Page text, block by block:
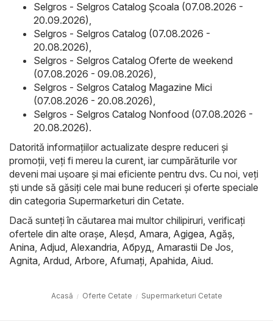
Selgros - Selgros Catalog Şcoala (07.08.2026 -
20.09.2026),
Selgros - Selgros Catalog (07.08.2026 -
20.08.2026),
Selgros - Selgros Catalog Oferte de weekend
(07.08.2026 - 09.08.2026),
Selgros - Selgros Catalog Magazine Mici
(07.08.2026 - 20.08.2026),
Selgros - Selgros Catalog Nonfood (07.08.2026 -
20.08.2026).
Datorită informațiilor actualizate despre reduceri și
promoții, veți fi mereu la curent, iar cumpărăturile vor
deveni mai ușoare și mai eficiente pentru dvs. Cu noi, veți
ști unde să găsiți cele mai bune reduceri și oferte speciale
din categoria Supermarketuri din Cetate.
Dacă sunteți în căutarea mai multor chilipiruri, verificați
ofertele din alte orașe, Aleşd, Amara, Agigea, Agăş,
Anina, Adjud, Alexandria, Абруд, Amarastii De Jos,
Agnita, Ardud, Arbore, Afumaţi, Apahida, Aiud.
Acasă Oferte Cetate Supermarketuri Cetate